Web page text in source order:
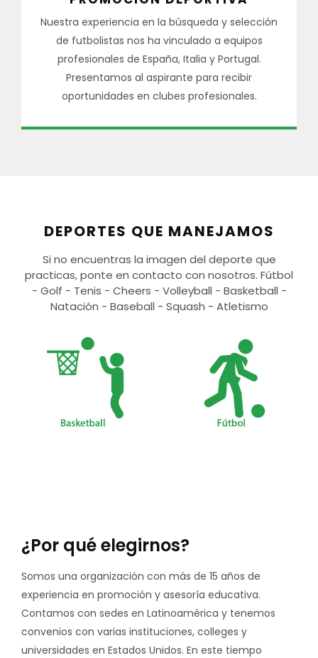
Nuestra experiencia en la búsqueda y selección
de futbolistas nos ha vinculado a equipos
profesionales de España, Italia y Portugal.
Presentamos al aspirante para recibir
oportunidades en clubes profesionales.
DEPORTES QUE MANEJAMOS
Si no encuentras la imagen del deporte que
practicas, ponte en contacto con nosotros. Fútbol
- Golf - Tenis - Cheers - Volleyball - Basketball -
Natación - Baseball - Squash - Atletismo
¿Por qué elegirnos?
Somos una organización con más de 15 años de
experiencia en promoción y asesoría educativa.
Contamos con sedes en Latinoamérica y tenemos
convenios con varias instituciones, colleges y
universidades en Estados Unidos. En este tiempo